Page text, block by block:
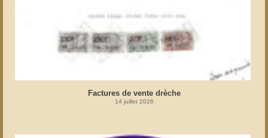
Factures de vente drèche
14 juillet 2026